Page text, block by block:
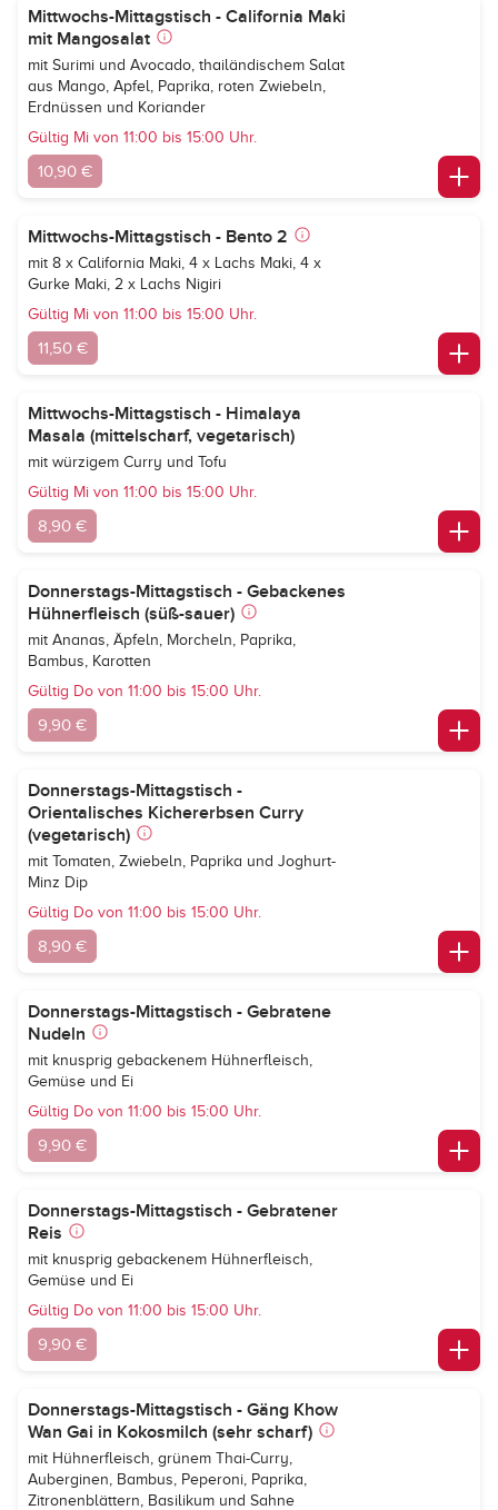
Mittwochs-Mittagstisch - California Maki
mit Mangosalat
mit Surimi und Avocado, thailändischem Salat
aus Mango, Apfel, Paprika, roten Zwiebeln,
Erdnüssen und Koriander
Gültig Mi von 11:00 bis 15:00 Uhr.
10,90 €
Mittwochs-Mittagstisch - Bento 2
mit 8 x California Maki, 4 x Lachs Maki, 4 x
Gurke Maki, 2 x Lachs Nigiri
Gültig Mi von 11:00 bis 15:00 Uhr.
11,50 €
Mittwochs-Mittagstisch - Himalaya
Masala (mittelscharf, vegetarisch)
mit würzigem Curry und Tofu
Gültig Mi von 11:00 bis 15:00 Uhr.
8,90 €
Donnerstags-Mittagstisch - Gebackenes
Hühnerfleisch (süß-sauer)
mit Ananas, Äpfeln, Morcheln, Paprika,
Bambus, Karotten
Gültig Do von 11:00 bis 15:00 Uhr.
9,90 €
Donnerstags-Mittagstisch -
Orientalisches Kichererbsen Curry
(vegetarisch)
mit Tomaten, Zwiebeln, Paprika und Joghurt-
Minz Dip
Gültig Do von 11:00 bis 15:00 Uhr.
8,90 €
Donnerstags-Mittagstisch - Gebratene
Nudeln
mit knusprig gebackenem Hühnerfleisch,
Gemüse und Ei
Gültig Do von 11:00 bis 15:00 Uhr.
9,90 €
Donnerstags-Mittagstisch - Gebratener
Reis
mit knusprig gebackenem Hühnerfleisch,
Gemüse und Ei
Gültig Do von 11:00 bis 15:00 Uhr.
9,90 €
Donnerstags-Mittagstisch - Gäng Khow
Wan Gai in Kokosmilch (sehr scharf)
mit Hühnerfleisch, grünem Thai-Curry,
Auberginen, Bambus, Peperoni, Paprika,
Zitronenblättern, Basilikum und Sahne